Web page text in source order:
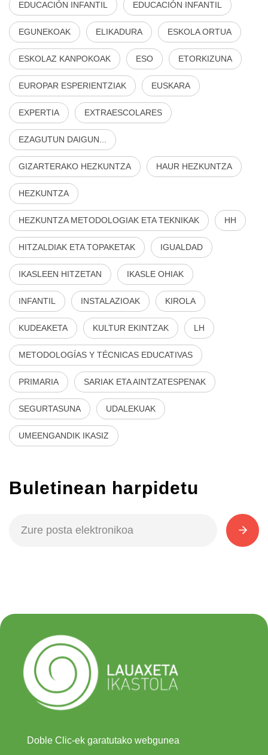
EDUCACIÓN INFANTIL EDUCACIÓN INFANTIL
EGUNEKOAK ELIKADURA ESKOLA ORTUA
ESKOLAZ KANPOKOAK ESO ETORKIZUNA
EUROPAR ESPERIENTZIAK EUSKARA
EXPERTIA EXTRAESCOLARES
EZAGUTUN DAIGUN...
GIZARTERAKO HEZKUNTZA HAUR HEZKUNTZA
HEZKUNTZA
HEZKUNTZA METODOLOGIAK ETA TEKNIKAK HH
HITZALDIAK ETA TOPAKETAK IGUALDAD
IKASLEEN HITZETAN IKASLE OHIAK
INFANTIL INSTALAZIOAK KIROLA
KUDEAKETA KULTUR EKINTZAK LH
METODOLOGÍAS Y TÉCNICAS EDUCATIVAS
PRIMARIA SARIAK ETA AINTZATESPENAK
SEGURTASUNA UDALEKUAK
UMEENGANDIK IKASIZ
Buletinean harpidetu
Doble Clic-ek garatutako webgunea